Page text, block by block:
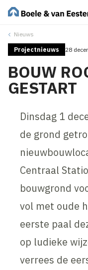
Nieuws
Projectnieuws 28
BOUW
GESTART
Dinsdag 1
de grond
Centraal
bouwgrond
vol met oude
eerste paal
op ludieke
verrees de